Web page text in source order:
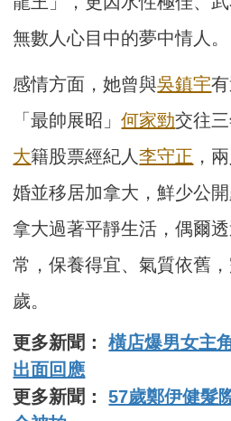
無數人心目中的夢中情人。
感情方面，她曾與吳鎮宇
「最帥展昭」何家勁交往
大籍股票經紀人李守正 ，
婚並移居加拿大，鮮少公
拿大過著平靜生活，偶爾
常，保養得宜、氣質依舊
歲。
更多新聞：橫店爆男女主
出面回應
更多新聞：57歲鄭伊健髮